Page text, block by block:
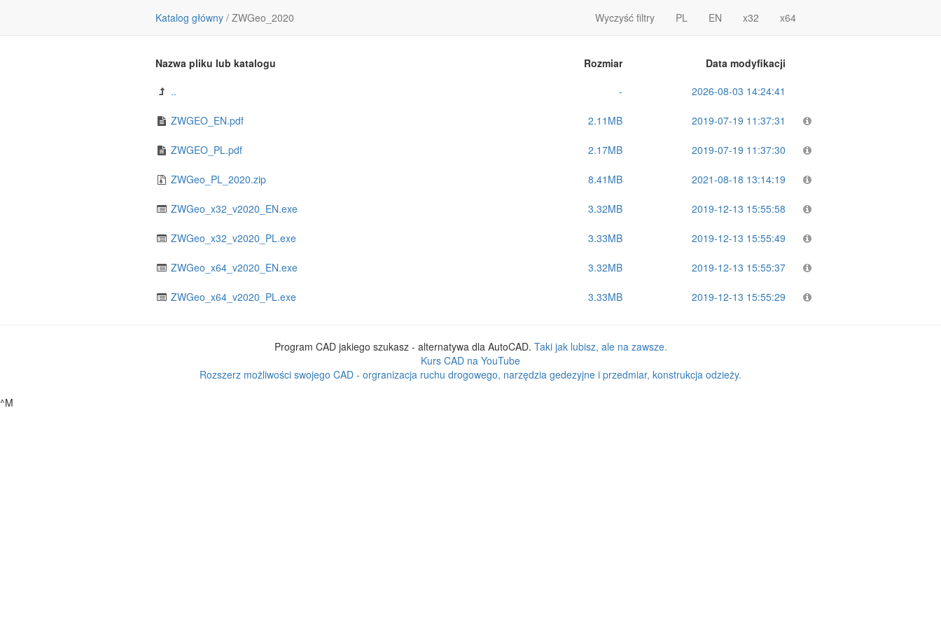
Katalog główny / ZWGeo_2020 Wyczyść filtry PL EN x32 x64
Nazwa pliku lub katalogu Rozmiar
Data modyfikacji
..
- 2026-08-03 14:24:41
ZWGEO_EN.pdf 2.11MB 2019-07-19 11:37:31
ZWGEO_PL.pdf 2.17MB 2019-07-19 11:37:30
ZWGeo_PL_2020.zip 8.41MB 2021-08-18 13:14:19
ZWGeo_x32_v2020_EN.exe 3.32MB 2019-12-13 15:55:58
ZWGeo_x32_v2020_PL.exe 3.33MB 2019-12-13 15:55:49
ZWGeo_x64_v2020_EN.exe 3.32MB 2019-12-13 15:55:37
ZWGeo_x64_v2020_PL.exe 3.33MB 2019-12-13 15:55:29
Program CAD jakiego szukasz - alternatywa dla AutoCAD. Taki jak lubisz, ale na zawsze.
Kurs CAD na YouTube
Rozszerz możliwości swojego CAD - orgranizacja ruchu drogowego, narzędzia gedezyjne i przedmiar, konstrukcja odzieży.
^M